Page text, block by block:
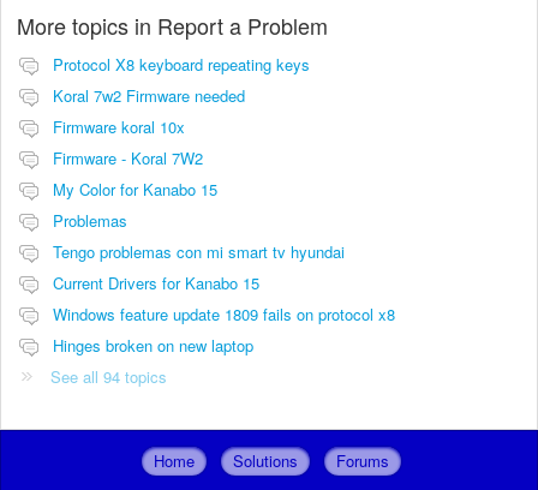
More topics in Report a Problem
Protocol X8 keyboard repeating keys
Koral 7w2 Firmware needed
Firmware koral 10x
Firmware - Koral 7W2
My Color for Kanabo 15
Problemas
Tengo problemas con mi smart tv hyundai
Current Drivers for Kanabo 15
Windows feature update 1809 fails on protocol x8
Hinges broken on new laptop
See all 94 topics
Home Solutions Forums